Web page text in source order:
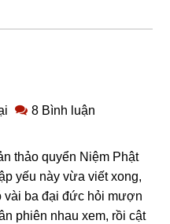
8 Bình luận
thảo quyển Niệm Phật
yếu này vừa viết xonɡ,
vài ba đại đức hỏi mượn
phiên nhau xem, rồi cật